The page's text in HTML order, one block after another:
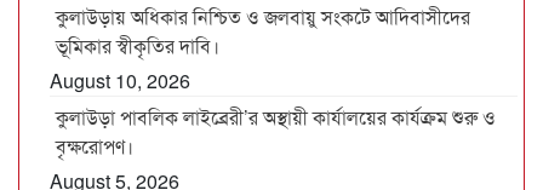
কুলাউড়ায় অধিকার নিশ্চিত ও জলবায়ু সংকটে আদিবাসীদের
ভূমিকার স্বীকৃতির দাবি।
August 10, 2026
কুলাউড়া পাবলিক লাইব্রেরী’র অস্থায়ী কার্যালয়ের কার্যক্রম শুরু ও
বৃক্ষরোপণ।
August 5, 2026